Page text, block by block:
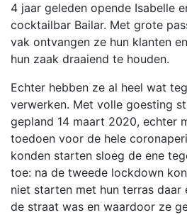
4 jaar geleden opende Isabelle
cocktailbar Bailar. Met grote
vak ontvangen ze hun klanten
hun zaak draaiend te houden.
Echter hebben ze al heel wat
verwerken. Met volle goesting
gepland 14 maart 2020, echter
toedoen voor de hele
konden starten sloeg de ene
toe: na de tweede lockdown
niet starten met hun terras daar
de straat was en waardoor ze